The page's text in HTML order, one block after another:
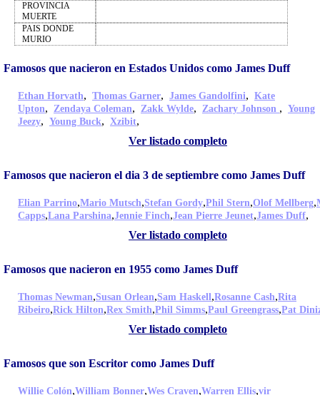
PROVINCIA
MUERTE
PAIS DONDE
MURIO
Famosos que nacieron en Estados Unidos como James Duff
Ethan Horvath, Thomas Garner, James Gandolfini, Kate
Upton, Zendaya Coleman, Zakk Wylde, Zachary Johnson , Young
Jeezy, Young Buck, Xzibit,
Ver listado completo
Famosos que nacieron el dia 3 de septiembre como James Duff
Elian Parrino,Mario Mutsch,Stefan Gordy,Phil Stern,Olof Mellberg,
Capps,Lana Parshina,Jennie Finch,Jean Pierre Jeunet,James Duff,
Ver listado completo
Famosos que nacieron en 1955 como James Duff
Thomas Newman,Susan Orlean,Sam Haskell,Rosanne Cash,Rita
Ribeiro,Rick Hilton,Rex Smith,Phil Simms,Paul Greengrass,Pat
Ver listado completo
Famosos que son Escritor como James Duff
Willie Colón,William Bonner,Wes Craven,Warren Ellis,vir